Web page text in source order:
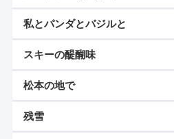
私とパンダとバジルと
スキーの醍醐味
松本の地で
残雪